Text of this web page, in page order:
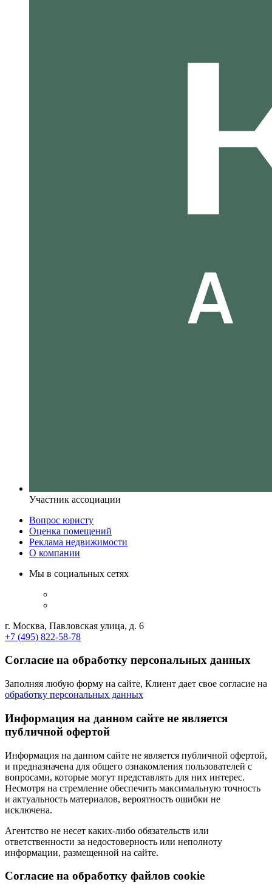
Участник ассоциации
Вопрос юристу
Оценка помещений
Реклама недвижимости
О компании
Мы в социальных сетях
г. Москва, Павловская улица, д. 6
+7 (495) 822-58-78
Согласие на обработку персональных данных
Заполняя любую форму на сайте, Клиент дает свое согласие на
обработку персональных данных
Информация на данном сайте не является
публичной офертой
Информация на данном сайте не является публичной офертой,
и предназначена для общего ознакомления пользователей с
вопросами, которые могут представлять для них интерес.
Несмотря на стремление обеспечить максимальную точность
и актуальность материалов, вероятность ошибки не
исключена.
Агентство не несет каких-либо обязательств или
ответственности за недостоверность или неполноту
информации, размещенной на сайте.
Cогласие на обработку файлов cookie